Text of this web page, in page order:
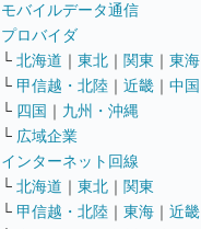
モバイルデータ通信
プロバイダ
└ 北海道 ｜ 東北 ｜ 関東 ｜ 東海
└ 甲信越・北陸 ｜ 近畿 ｜ 中国
└ 四国 ｜ 九州・沖縄
└ 広域企業
インターネット回線
└ 北海道 ｜ 東北 ｜ 関東
└ 甲信越・北陸 ｜ 東海 ｜ 近畿